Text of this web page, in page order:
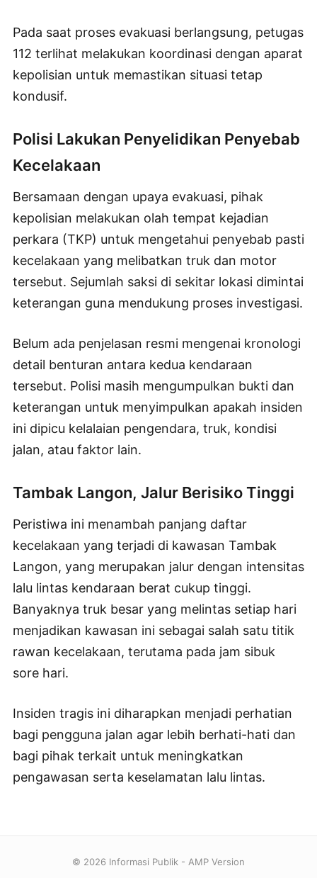
Pada saat proses evakuasi berlangsung, petugas
112 terlihat melakukan koordinasi dengan aparat
kepolisian untuk memastikan situasi tetap
kondusif.
Polisi Lakukan Penyelidikan Penyebab
Kecelakaan
Bersamaan dengan upaya evakuasi, pihak
kepolisian melakukan olah tempat kejadian
perkara (TKP) untuk mengetahui penyebab pasti
kecelakaan yang melibatkan truk dan motor
tersebut. Sejumlah saksi di sekitar lokasi dimintai
keterangan guna mendukung proses investigasi.
Belum ada penjelasan resmi mengenai kronologi
detail benturan antara kedua kendaraan
tersebut. Polisi masih mengumpulkan bukti dan
keterangan untuk menyimpulkan apakah insiden
ini dipicu kelalaian pengendara, truk, kondisi
jalan, atau faktor lain.
Tambak Langon, Jalur Berisiko Tinggi
Peristiwa ini menambah panjang daftar
kecelakaan yang terjadi di kawasan Tambak
Langon, yang merupakan jalur dengan intensitas
lalu lintas kendaraan berat cukup tinggi.
Banyaknya truk besar yang melintas setiap hari
menjadikan kawasan ini sebagai salah satu titik
rawan kecelakaan, terutama pada jam sibuk
sore hari.
Insiden tragis ini diharapkan menjadi perhatian
bagi pengguna jalan agar lebih berhati-hati dan
bagi pihak terkait untuk meningkatkan
pengawasan serta keselamatan lalu lintas.
© 2026 Informasi Publik - AMP Version